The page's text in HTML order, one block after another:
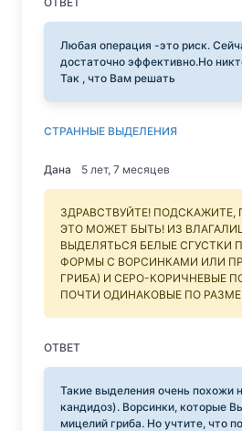
Любая операция -это риск.
достаточно эффективно.Но
Так , что Вам решать
СТРАННЫЕ ВЫДЕЛЕНИЯ
Дана 5 лет, 7 месяцев
ЗДРАВСТВУЙТЕ! ПОДСКАЖИТЕ,
ЭТО МОЖЕТ БЫТЬ! ИЗ
ВЫДЕЛЯТЬСЯ БЕЛЫЕ СГУСТКИ
ФОРМЫ С ВОРСИНКАМИ ИЛИ
ГРИБА) И СЕРО-КОРИЧНЕВЫЕ
ПОЧТИ ОДИНАКОВЫЕ ПО
ОТВЕТ
Такие выделения очень похожи
кандидоз). Ворсинки, которые
мицелий гриба. Но учтите, что